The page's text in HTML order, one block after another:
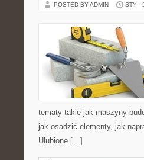
POSTED BY ADMIN STY -
tematy takie jak maszyny
jak osadzić elementy, jak
Ulubione […]